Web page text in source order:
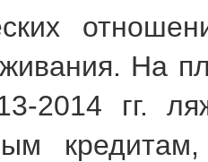
На
2014 гг.